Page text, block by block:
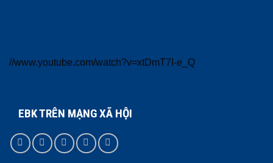
//www.youtube.com/watch?v=xtDmT7I-e_Q
EBK TRÊN MẠNG XÃ HỘI